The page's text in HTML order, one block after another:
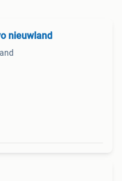
nieuwland